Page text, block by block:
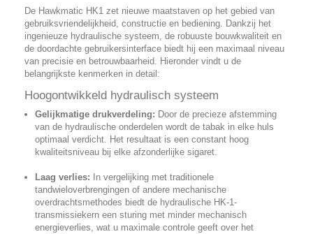
De Hawkmatic HK1 zet nieuwe maatstaven op het gebied van
gebruiksvriendelijkheid, constructie en bediening. Dankzij het
ingenieuze hydraulische systeem, de robuuste bouwkwaliteit en
de doordachte gebruikersinterface biedt hij een maximaal niveau
van precisie en betrouwbaarheid. Hieronder vindt u de
belangrijkste kenmerken in detail:
Hoogontwikkeld hydraulisch systeem
Gelijkmatige drukverdeling: Door de precieze afstemming
van de hydraulische onderdelen wordt de tabak in elke huls
optimaal verdicht. Het resultaat is een constant hoog
kwaliteitsniveau bij elke afzonderlijke sigaret.
Laag verlies: In vergelijking met traditionele
tandwieloverbrengingen of andere mechanische
overdrachtsmethodes biedt de hydraulische HK-1-
transmissiekern een sturing met minder mechanisch
energieverlies, wat u maximale controle geeft over het